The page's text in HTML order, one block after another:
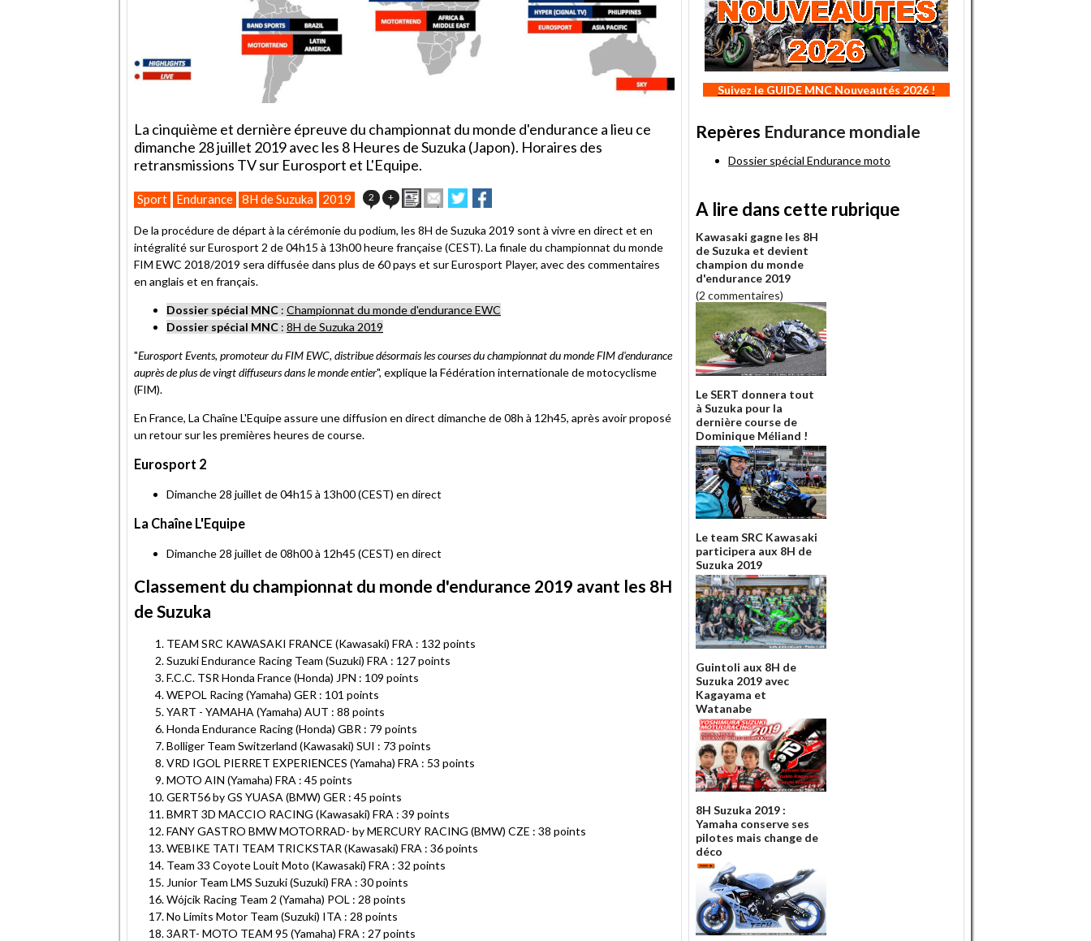
La cinquième et dernière épreuve du championnat du monde d'endurance a lieu ce
dimanche 28 juillet 2019 avec les 8 Heures de Suzuka (Japon). Horaires des
retransmissions TV sur Eurosport et L'Equipe.
Sport Endurance 8H de Suzuka 2019 2 + ImprimerEnvoyer
cet
à
un
ami
Partager
sur
sur
De la procédure de départ à la cérémonie du podium, les 8H de Suzuka 2019 sont à vivre en direct et en
intégralité sur Eurosport 2 de 04h15 à 13h00 heure française (CEST). La finale du championnat du monde
FIM EWC 2018/2019 sera diffusée dans plus de 60 pays et sur Eurosport Player, avec des commentaires
en anglais et en français.
Dossier spécial MNC : Championnat du monde d'endurance EWC
Dossier spécial MNC : 8H de Suzuka 2019
"Eurosport Events, promoteur du FIM EWC, distribue désormais les courses du championnat du monde FIM d'endurance
auprès de plus de vingt diffuseurs dans le monde entier", explique la Fédération internationale de motocyclisme
(FIM).
En France, La Chaîne L'Equipe assure une diffusion en direct dimanche de 08h à 12h45, après avoir proposé
un retour sur les premières heures de course.
Eurosport 2
Dimanche 28 juillet de 04h15 à 13h00 (CEST) en direct
La Chaîne L'Equipe
Dimanche 28 juillet de 08h00 à 12h45 (CEST) en direct
Classement du championnat du monde d'endurance 2019 avant les 8H
de Suzuka
TEAM SRC KAWASAKI FRANCE (Kawasaki) FRA : 132 points
Suzuki Endurance Racing Team (Suzuki) FRA : 127 points
F.C.C. TSR Honda France (Honda) JPN : 109 points
WEPOL Racing (Yamaha) GER : 101 points
YART - YAMAHA (Yamaha) AUT : 88 points
Honda Endurance Racing (Honda) GBR : 79 points
Bolliger Team Switzerland (Kawasaki) SUI : 73 points
VRD IGOL PIERRET EXPERIENCES (Yamaha) FRA : 53 points
MOTO AIN (Yamaha) FRA : 45 points
GERT56 by GS YUASA (BMW) GER : 45 points
BMRT 3D MACCIO RACING (Kawasaki) FRA : 39 points
FANY GASTRO BMW MOTORRAD- by MERCURY RACING (BMW) CZE : 38 points
WEBIKE TATI TEAM TRICKSTAR (Kawasaki) FRA : 36 points
Team 33 Coyote Louit Moto (Kawasaki) FRA : 32 points
Junior Team LMS Suzuki (Suzuki) FRA : 30 points
Wójcik Racing Team 2 (Yamaha) POL : 28 points
No Limits Motor Team (Suzuki) ITA : 28 points
3ART- MOTO TEAM 95 (Yamaha) FRA : 27 points
Suivez le GUIDE MNC Nouveautés 2026 !
Repères Endurance mondiale
Dossier spécial Endurance moto
A lire dans cette rubrique
Kawasaki gagne les 8H
de Suzuka et devient
champion du monde
d'endurance 2019
(2 commentaires)
Le SERT donnera tout
à Suzuka pour la
dernière course de
Dominique Méliand !
Le team SRC Kawasaki
participera aux 8H de
Suzuka 2019
Guintoli aux 8H de
Suzuka 2019 avec
Kagayama et
Watanabe
8H Suzuka 2019 :
Yamaha conserve ses
pilotes mais change de
déco